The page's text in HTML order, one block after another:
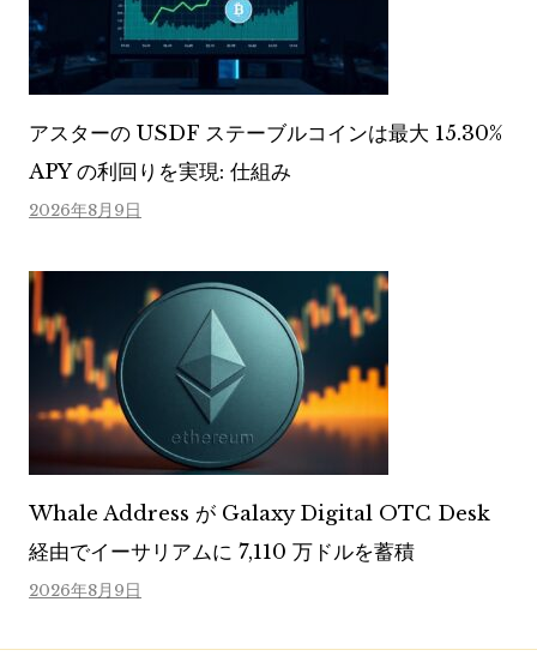
アスターの USDF ステーブルコインは最大 15.30%
APY の利回りを実現: 仕組み
2026年8月9日
Whale Address が Galaxy Digital OTC Desk
経由でイーサリアムに 7,110 万ドルを蓄積
2026年8月9日